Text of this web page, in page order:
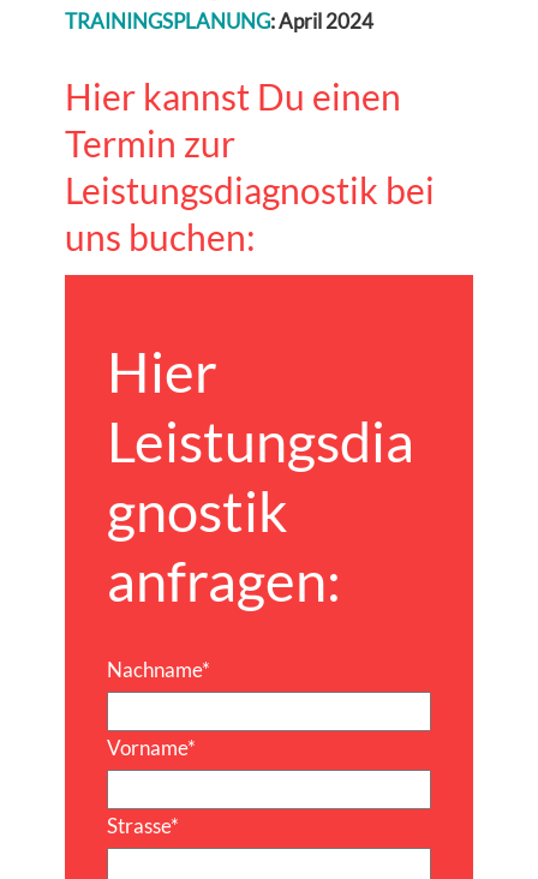
TRAININGSPLANUNG: April 2024
Hier kannst Du einen
Termin zur
Leistungsdiagnostik bei
uns buchen:
Hier
Leistungsdia
gnostik
anfragen:
Nachname*
Vorname*
Strasse*